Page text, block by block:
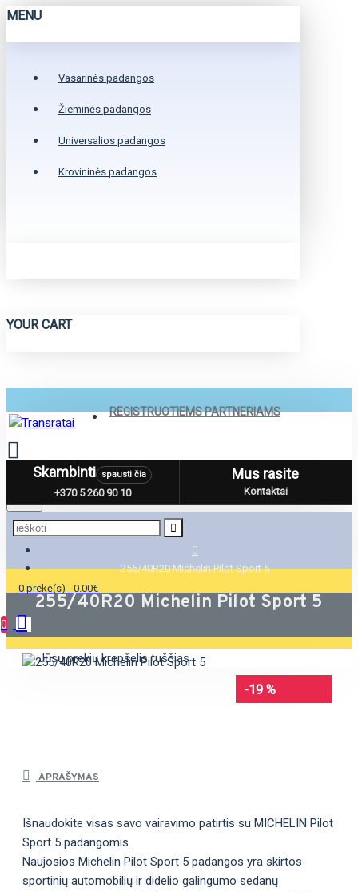
MENU
Vasarinės padangos
Žieminės padangos
Universalios padangos
Krovininės padangos
YOUR CART
REGISTRUOTIEMS PARTNERIAMS
Menu
0 prekė(s) - 0.00€
0
Jūsų prekių krepšelis tuščias
Skambinti spausti čia
+370 5 260 90 10
Mus rasite
Kontaktai
255/40R20 Michelin Pilot Sport 5
255/40R20 Michelin Pilot Sport 5
-19 %
APRAŠYMAS
Išnaudokite visas savo vairavimo patirtis su MICHELIN Pilot
Sport 5 padangomis.
Naujosios Michelin Pilot Sport 5 padangos yra skirtos
sportinių automobilių ir didelio galingumo sedanų